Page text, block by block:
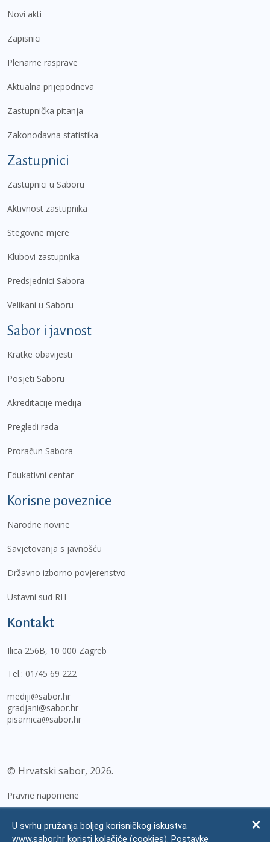
Novi akti
Zapisnici
Plenarne rasprave
Aktualna prijepodneva
Zastupnička pitanja
Zakonodavna statistika
Zastupnici
Zastupnici u Saboru
Aktivnost zastupnika
Stegovne mjere
Klubovi zastupnika
Predsjednici Sabora
Velikani u Saboru
Sabor i javnost
Kratke obavijesti
Posjeti Saboru
Akreditacije medija
Pregledi rada
Proračun Sabora
Edukativni centar
Korisne poveznice
Narodne novine
Savjetovanja s javnošću
Državno izborno povjerenstvo
Ustavni sud RH
Kontakt
Ilica 256B, 10 000 Zagreb
Tel.: 01/45 69 222
mediji@sabor.hr
gradjani@sabor.hr
pisarnica@sabor.hr
© Hrvatski sabor, 2026
Pravne napomene
Zaštita osobnih podataka
U svrhu pružanja boljeg korisničkog iskustva
www.sabor.hr koristi kolačiće (cookies). Postavke